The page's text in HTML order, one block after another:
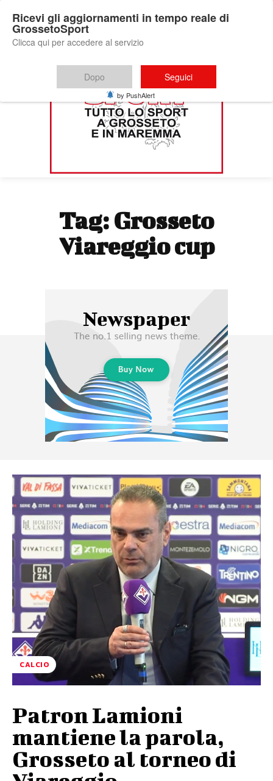
Tag: Grosseto
Viareggio cup
CALCIO
Patron Lamioni
mantiene la parola,
Grosseto al torneo di
Ricevi gli aggiornamenti in tempo reale di
GrossetoSport
Clicca qui per accedere al servizio
Dopo Seguici
by PushAlert